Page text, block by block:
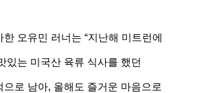
오유민 러너는 “지난해 미트런에
있는 미국산 육류 식사를 했던
으로 남아, 올해도 즐거운 마음으로